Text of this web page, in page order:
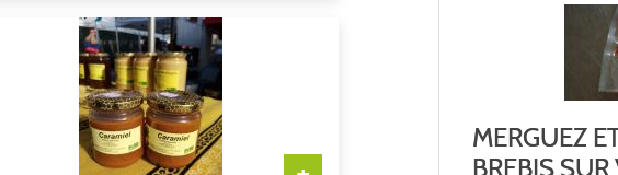
MERGUEZ
BREBIS